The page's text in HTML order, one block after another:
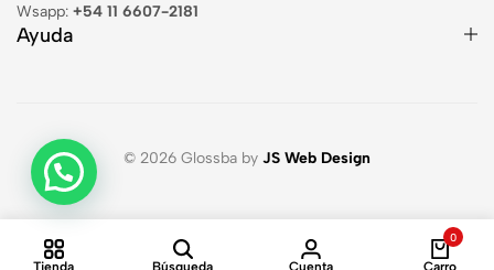
Wsapp: +54 11 6607-2181
Ayuda
© 2026 Glossba by JS Web Design
Tienda Búsqueda Cuenta
0
Carro